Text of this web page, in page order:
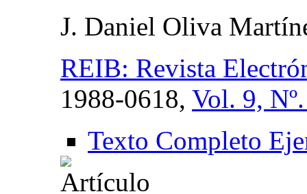
J. Daniel Oliva
REIB: Revista
1988-0618, Vol. 9,
Texto Completo